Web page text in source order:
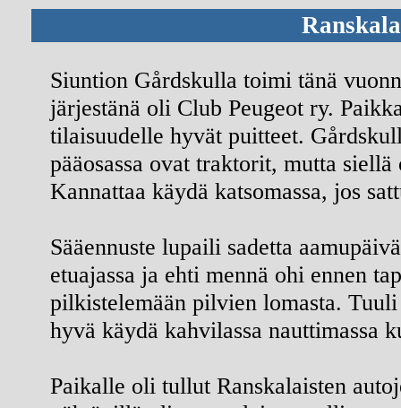
Siuntion Gårdskulla toimi tänä
järjestänä oli Club Peugeot ry.
tilaisuudelle hyvät puitteet.
pääosassa ovat traktorit, mutta
Kannattaa käydä katsomassa, jos
Sääennuste lupaili sadetta
etuajassa ja ehti mennä ohi ennen
pilkistelemään pilvien lomasta.
hyvä käydä kahvilassa nauttimassa
Paikalle oli tullut Ranskalaisten